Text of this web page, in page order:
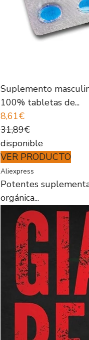
Suplemento
100% tabletas de...
8,61€
31,89€
disponible
VER PRODUCTO
Aliexpress
Potentes
orgánica...